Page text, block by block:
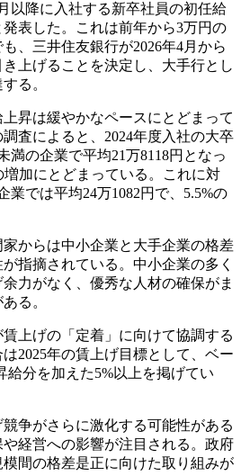
以降に入社する新卒社員の初任給
表した。これは前年から3万円の
、三井住友銀行が2026年4月から
上げることを決定し、大手行とし
る。
昇は緩やかなペースにとどまって
査によると、2024年度入社の大卒
満の企業で平均21万8118円となっ
増加にとどまっている。これに対
業では平均24万1082円で、5.5%の
からは中小企業と大手企業の格差
指摘されている。中小企業の多く
力がなく、優秀な人材の確保がま
る。
上げの「定着」に向けて協調する
2025年の賃上げ目標として、ベー
給分を加えた5%以上を掲げてい
争がさらに激化する可能性がある
経営への影響が注目される。政府
間の格差是正に向けた取り組みが